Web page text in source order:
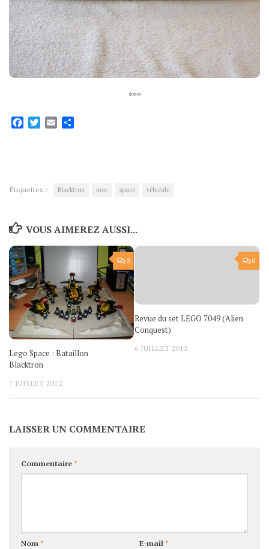
***
Facebook
Twitter
Email
Étiquettes : Blacktron moc space véhicule
VOUS AIMEREZ AUSSI...
0
Lego Space : Bataillon
Blacktron
7 JUILLET 2012
0
Revue du set LEGO 7049 (Alien
Conquest)
6 JUILLET 2012
LAISSER UN COMMENTAIRE
Commentaire*
Nom* E-mail*